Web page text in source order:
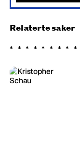
Relaterte saker